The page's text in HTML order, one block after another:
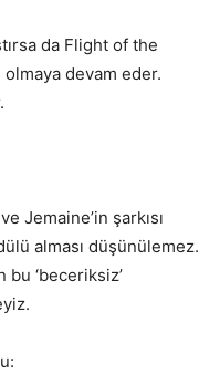
da Flight of the
devam eder.
Jemaine’in şarkısı
alması düşünülemez.
bu ‘beceriksiz’